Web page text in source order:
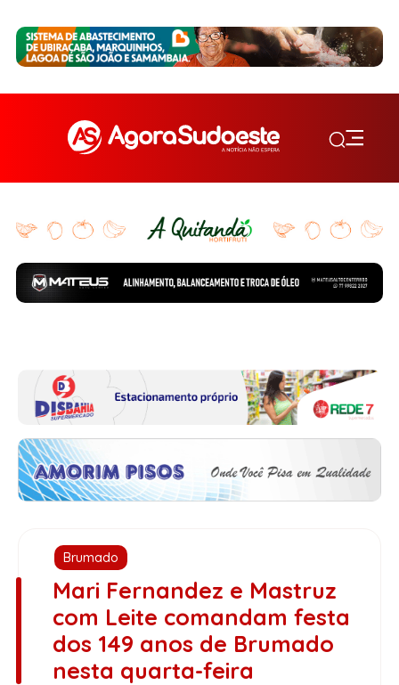
Brumado
Mari Fernandez e Mastruz
com Leite comandam festa
dos 149 anos de Brumado
nesta quarta-feira